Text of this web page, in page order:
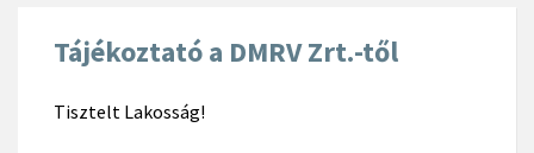
Tájékoztató a DMRV Zrt.-től
Tisztelt Lakosság!